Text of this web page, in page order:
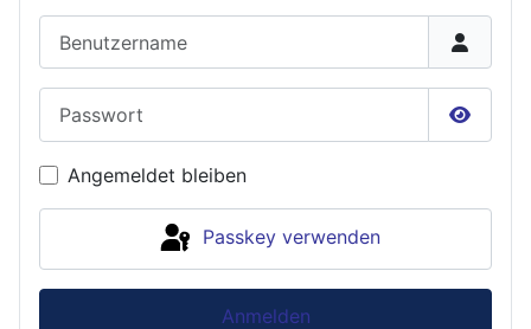
Angemeldet bleiben
Passkey verwenden
Anmelden